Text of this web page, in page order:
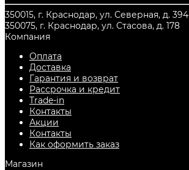
350015, г. Краснодар, ул. Северная, д. 394
350075, г. Краснодар, ул. Стасова, д. 178
Компания
Оплата
Доставка
Гарантия и возврат
Рассрочка и кредит
Trade-in
Контакты
Акции
Контакты
Как оформить заказ
Магазин